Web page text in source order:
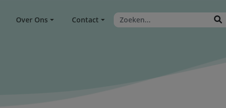
Over Ons Contact